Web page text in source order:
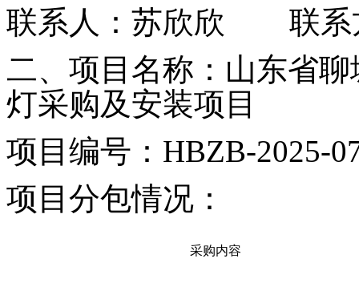
联系人： 苏欣欣 联系
二、项目名称： 山东省
灯采购及安装项目
项目编号： HBZB-2025-
项目分包情况：
采购内容